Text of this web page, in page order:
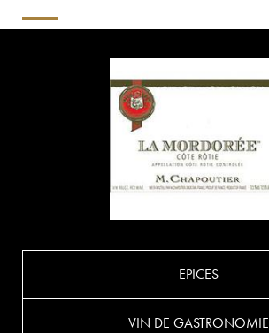
EPICES
VIN DE GASTRONOMIE